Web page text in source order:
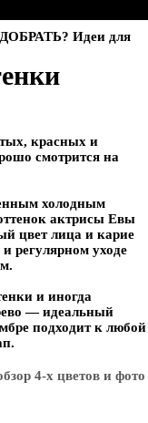
Идеи для
красных и
смотрится на
холодным
актрисы Евы
цвет лица и карие
регулярном уходе
и иногда
— идеальный
подходит к любой